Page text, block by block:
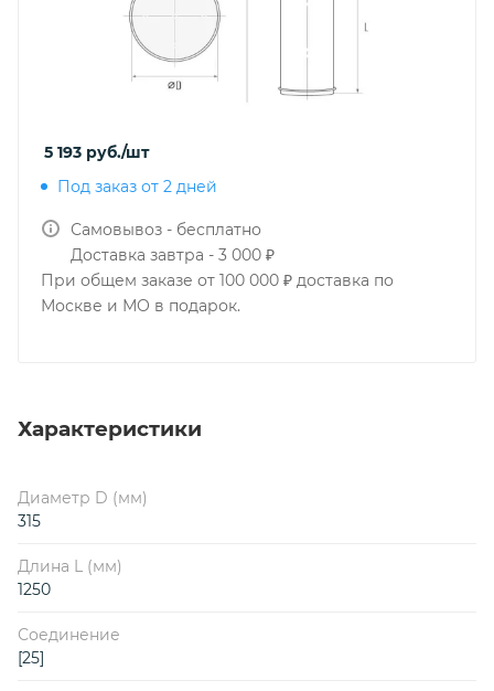
5 193 руб./шт
Под заказ от 2 дней
Самовывоз - бесплатно
Доставка завтра - 3 000 ₽
При общем заказе от 100 000 ₽ доставка по
Москве и МО в подарок.
Характеристики
Диаметр D (мм)
315
Длина L (мм)
1250
Соединение
[25]